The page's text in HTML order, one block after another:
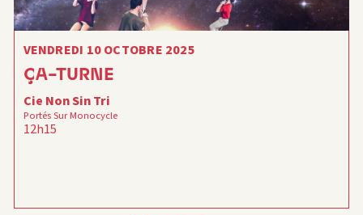
VENDREDI 10 OCTOBRE 2025
ÇA-TURNE
Cie Non Sin Tri
Portés Sur Monocycle
12h15